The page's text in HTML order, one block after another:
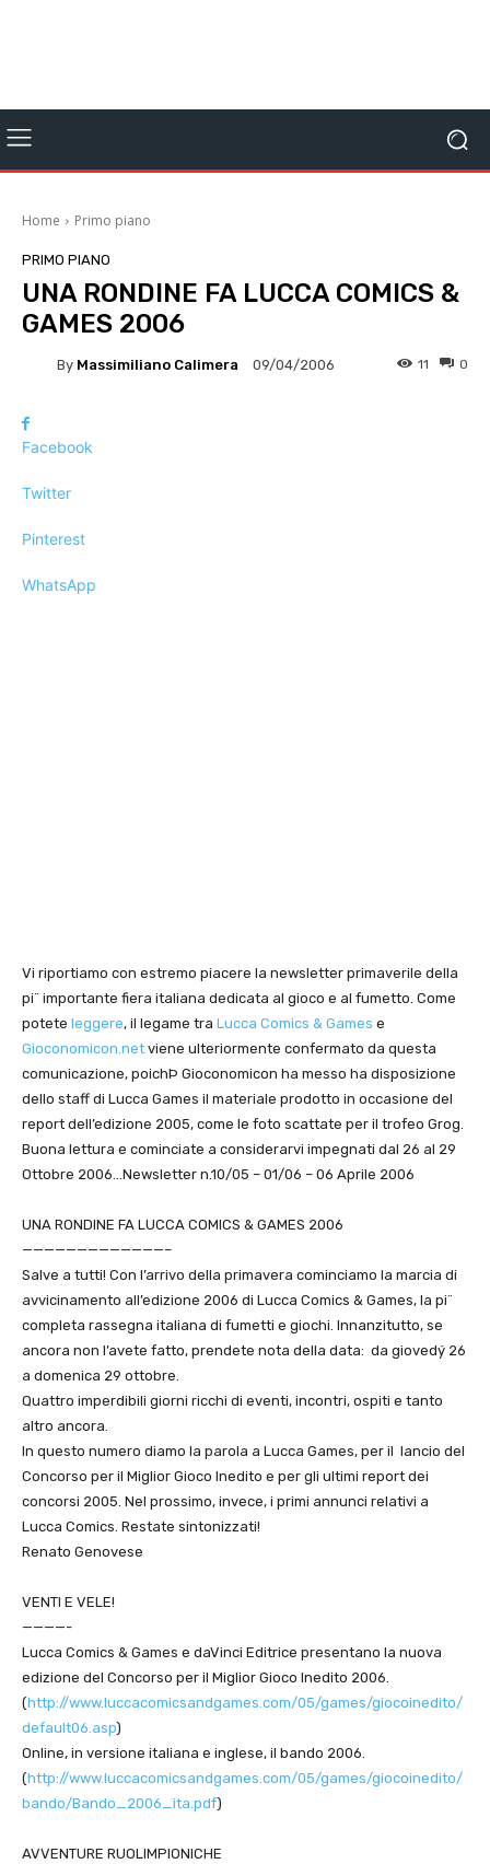
Home Primo piano
PRIMO PIANO
UNA RONDINE FA LUCCA COMICS &
GAMES 2006
By Massimiliano Calimera 09/04/2006 0
11
Facebook
Twitter
Pinterest
WhatsApp
Vi riportiamo con estremo piacere la newsletter primaverile della
pi¨ importante fiera italiana dedicata al gioco e al fumetto. Come
potete leggere, il legame tra Lucca Comics & Games e
Gioconomicon.net viene ulteriormente confermato da questa
comunicazione, poichÞ Gioconomicon ha messo ha disposizione
dello staff di Lucca Games il materiale prodotto in occasione del
report dell’edizione 2005, come le foto scattate per il trofeo Grog.
Buona lettura e cominciate a considerarvi impegnati dal 26 al 29
Ottobre 2006…Newsletter n.10/05 – 01/06 – 06 Aprile 2006
UNA RONDINE FA LUCCA COMICS & GAMES 2006
—————————————–
Salve a tutti! Con l’arrivo della primavera cominciamo la marcia di
avvicinamento all’edizione 2006 di Lucca Comics & Games, la pi¨
completa rassegna italiana di fumetti e giochi. Innanzitutto, se
ancora non l’avete fatto, prendete nota della data: da giovedý 26
a domenica 29 ottobre.
Quattro imperdibili giorni ricchi di eventi, incontri, ospiti e tanto
altro ancora.
In questo numero diamo la parola a Lucca Games, per il lancio del
Concorso per il Miglior Gioco Inedito e per gli ultimi report dei
concorsi 2005. Nel prossimo, invece, i primi annunci relativi a
Lucca Comics. Restate sintonizzati!
Renato Genovese
VENTI E VELE!
————-
Lucca Comics & Games e daVinci Editrice presentano la nuova
edizione del Concorso per il Miglior Gioco Inedito 2006.
(http://www.luccacomicsandgames.com/05/games/giocoinedito/
default06.asp)
Online, in versione italiana e inglese, il bando 2006.
(http://www.luccacomicsandgames.com/05/games/giocoinedito/
bando/Bando_2006_ita.pdf)
AVVENTURE RUOLIMPIONICHE